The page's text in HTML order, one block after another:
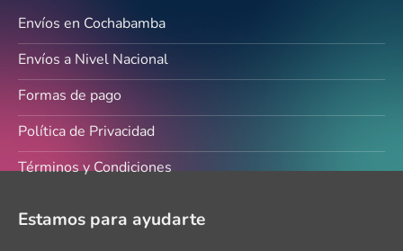
Envíos en Cochabamba
Envíos a Nivel Nacional
Formas de pago
Política de Privacidad
Términos y Condiciones
Estamos para ayudarte